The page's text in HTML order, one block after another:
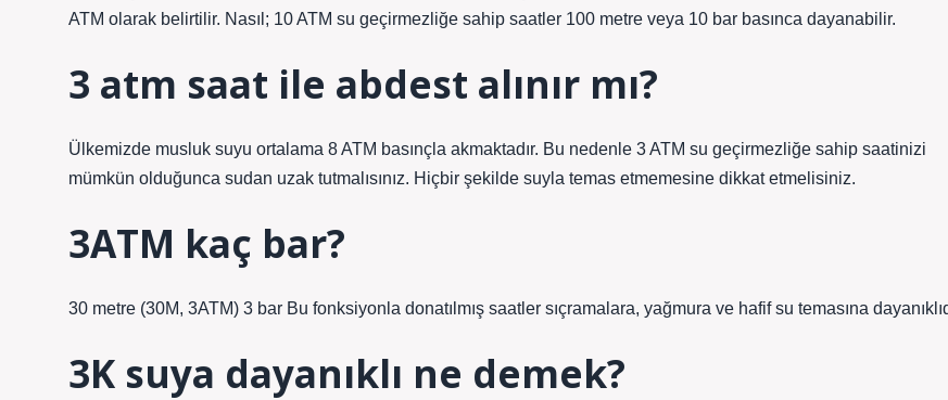
ATM olarak belirtilir. Nasıl; 10 ATM su geçirmezliğe sahip saatler 100 metre veya 10 bar basınca dayanabilir.
3 atm saat ile abdest alınır mı?
Ülkemizde musluk suyu ortalama 8 ATM basınçla akmaktadır. Bu nedenle 3 ATM su geçirmezliğe sahip saatinizi
mümkün olduğunca sudan uzak tutmalısınız. Hiçbir şekilde suyla temas etmemesine dikkat etmelisiniz.
3ATM kaç bar?
30 metre (30M, 3ATM) 3 bar Bu fonksiyonla donatılmış saatler sıçramalara, yağmura ve hafif su temasına
3K suya dayanıklı ne demek?